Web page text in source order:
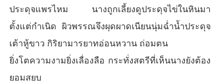
ประดุจแพรไหม นางถูกเลี้ยงดูประดุจไข่ในหินมา
ตั้งแต่กำเนิด ผิวพรรณจึงผุดผาดเนียนนุ่มฉ่ำน้ำประดุจ
เต้าหู้ขาว กิริยามารยาทอ่อนหวาน ถ่อมตน
ยิ่งโตความงามยิ่งเลื่องลือ กระทั่งสตรีที่เห็นนางยังต้อง
ยอมสยบ